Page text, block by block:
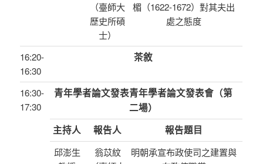
（臺師大
歷史所碩
士）
楣（1622-1672）對其夫出
處之態度
16:20-
16:30
茶敘
16:30-
17:30
青年學者論文發表青年學者論文發表會（第
二場）
主持人
報告人 報告題目
邱澎生
翁苡紋
明朝承宣布政使司之建置與